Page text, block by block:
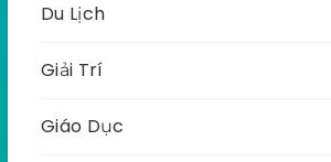
Du Lịch
Giải Trí
Giáo Dục